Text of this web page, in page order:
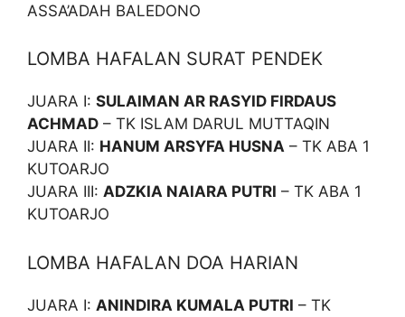
ASSA’ADAH BALEDONO
LOMBA HAFALAN SURAT PENDEK
JUARA I: SULAIMAN AR RASYID FIRDAUS
ACHMAD – TK ISLAM DARUL MUTTAQIN
JUARA II: HANUM ARSYFA HUSNA – TK ABA 1
KUTOARJO
JUARA III: ADZKIA NAIARA PUTRI – TK ABA 1
KUTOARJO
LOMBA HAFALAN DOA HARIAN
JUARA I: ANINDIRA KUMALA PUTRI – TK